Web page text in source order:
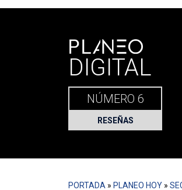
Portada» Planeo Hoy
PLANEO
DIGITAL
NÚMERO 6
RESEÑAS
PORTADA » PLANEO HOY »